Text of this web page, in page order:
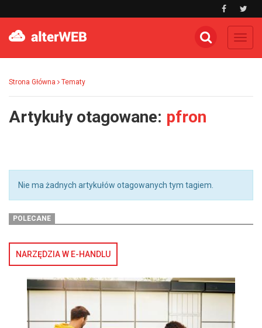
Strona Główna Tematy
Artykuły otagowane: pfron
Nie ma żadnych artykułów otagowanych tym tagiem.
POLECANE
NARZĘDZIA W E-HANDLU